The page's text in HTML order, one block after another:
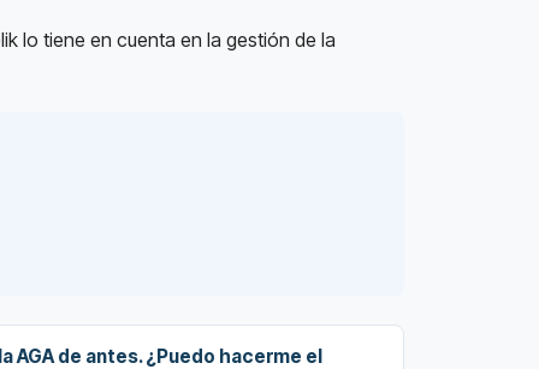
lo tiene en cuenta en la gestión de la
AGA de antes. ¿Puedo hacerme el